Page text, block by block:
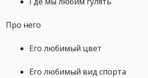
Про него
Его любимый цвет
Его любимый вид спорта